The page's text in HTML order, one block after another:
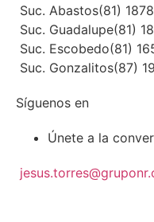
Suc. Abastos(81)
Suc. Guadalupe(81)
Suc. Escobedo(81)
Suc. Gonzalitos(87)
Síguenos en
Únete a la